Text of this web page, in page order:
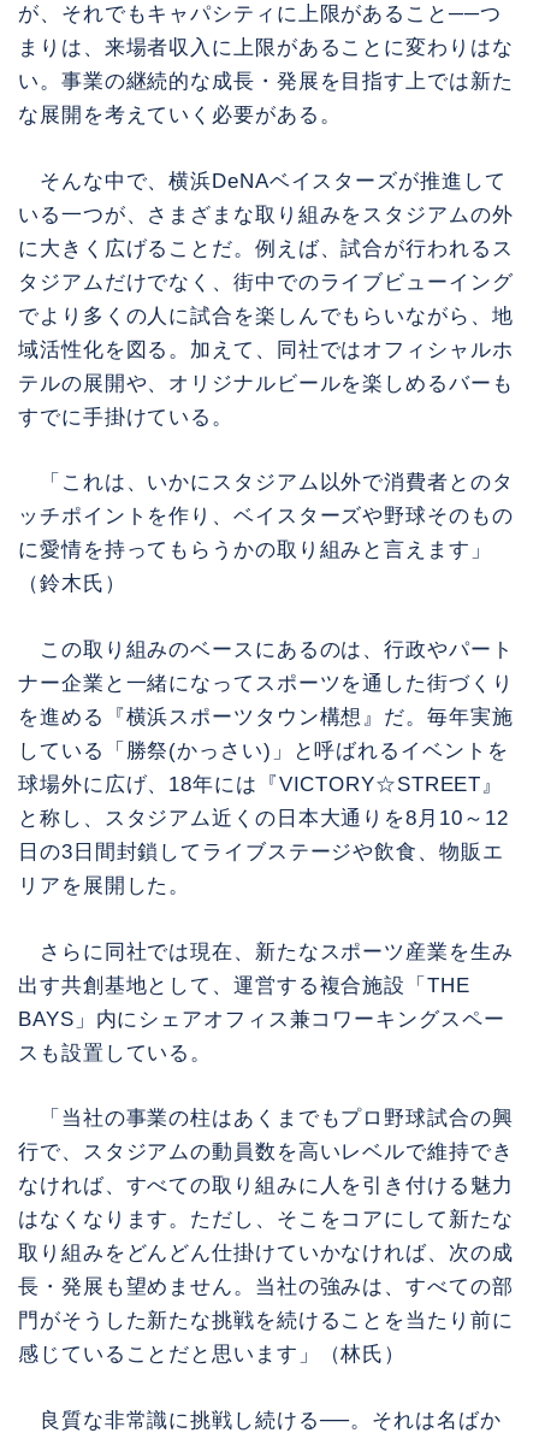
が、それでもキャパシティに上限があること──つ
まりは、来場者収入に上限があることに変わりはな
い。事業の継続的な成長・発展を目指す上では新た
な展開を考えていく必要がある。
そんな中で、横浜DeNAベイスターズが推進して
いる一つが、さまざまな取り組みをスタジアムの外
に大きく広げることだ。例えば、試合が行われるス
タジアムだけでなく、街中でのライブビューイング
でより多くの人に試合を楽しんでもらいながら、地
域活性化を図る。加えて、同社ではオフィシャルホ
テルの展開や、オリジナルビールを楽しめるバーも
すでに手掛けている。
「これは、いかにスタジアム以外で消費者とのタ
ッチポイントを作り、ベイスターズや野球そのもの
に愛情を持ってもらうかの取り組みと言えます」
（鈴木氏）
この取り組みのベースにあるのは、行政やパート
ナー企業と一緒になってスポーツを通した街づくり
を進める『横浜スポーツタウン構想』だ。毎年実施
している「勝祭(かっさい)」と呼ばれるイベントを
球場外に広げ、18年には『VICTORY☆STREET』
と称し、スタジアム近くの日本大通りを8月10～12
日の3日間封鎖してライブステージや飲食、物販エ
リアを展開した。
さらに同社では現在、新たなスポーツ産業を生み
出す共創基地として、運営する複合施設「THE
BAYS」内にシェアオフィス兼コワーキングスペー
スも設置している。
「当社の事業の柱はあくまでもプロ野球試合の興
行で、スタジアムの動員数を高いレベルで維持でき
なければ、すべての取り組みに人を引き付ける魅力
はなくなります。ただし、そこをコアにして新たな
取り組みをどんどん仕掛けていかなければ、次の成
長・発展も望めません。当社の強みは、すべての部
門がそうした新たな挑戦を続けることを当たり前に
感じていることだと思います」（林氏）
良質な非常識に挑戦し続ける──。それは名ばか